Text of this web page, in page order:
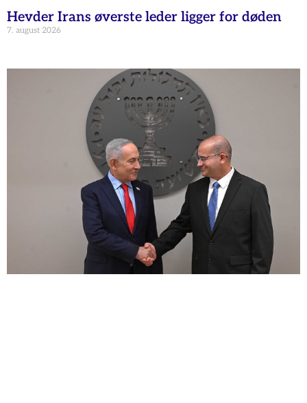
Hevder Irans øverste leder ligger for døden
7. august 2026